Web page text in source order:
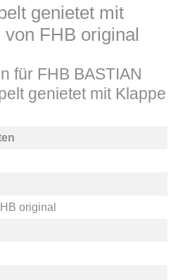
genietet mit
FHB original
für FHB BASTIAN
genietet mit Klappe
original